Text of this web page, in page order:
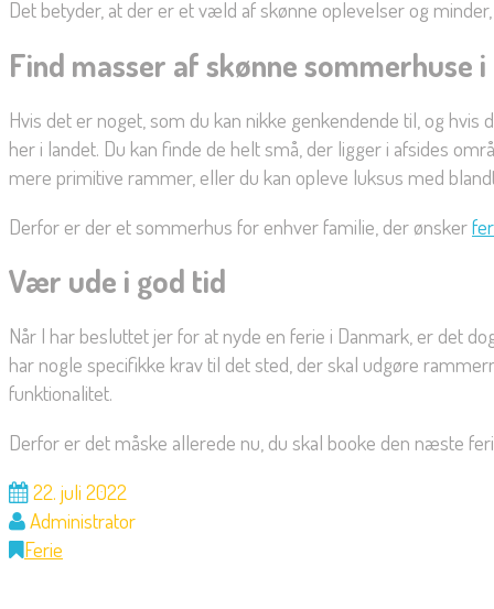
Det betyder, at der er et væld af skønne oplevelser og
Find masser af skønne sommerhuse
Hvis det er noget, som du kan nikke genkendende til, og
her i landet. Du kan finde de helt små, der ligger i afsides
mere primitive rammer, eller du kan opleve luksus med
Derfor er der et sommerhus for enhver familie, der ønsker
Vær ude i god tid
Når I har besluttet jer for at nyde en ferie i Danmark, er det
har nogle specifikke krav til det sted, der skal udgøre
funktionalitet.
Derfor er det måske allerede nu, du skal booke den næste
22. juli 2022
Administrator
Ferie